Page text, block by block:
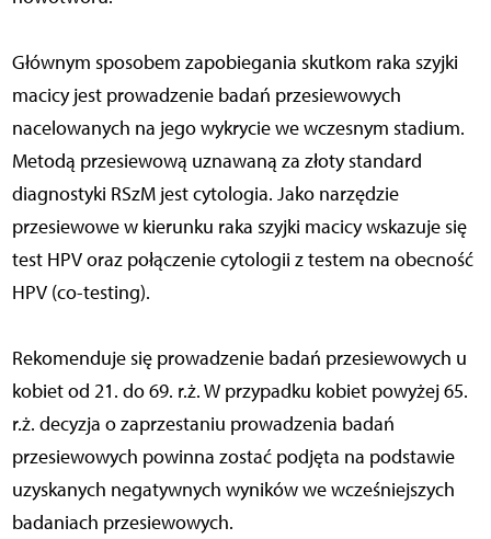
Głównym sposobem zapobiegania skutkom raka szyjki
macicy jest prowadzenie badań przesiewowych
nacelowanych na jego wykrycie we wczesnym stadium.
Metodą przesiewową uznawaną za złoty standard
diagnostyki RSzM jest cytologia. Jako narzędzie
przesiewowe w kierunku raka szyjki macicy wskazuje się
test HPV oraz połączenie cytologii z testem na obecność
HPV (co-testing).
Rekomenduje się prowadzenie badań przesiewowych u
kobiet od 21. do 69. r.ż. W przypadku kobiet powyżej 65.
r.ż. decyzja o zaprzestaniu prowadzenia badań
przesiewowych powinna zostać podjęta na podstawie
uzyskanych negatywnych wyników we wcześniejszych
badaniach przesiewowych.